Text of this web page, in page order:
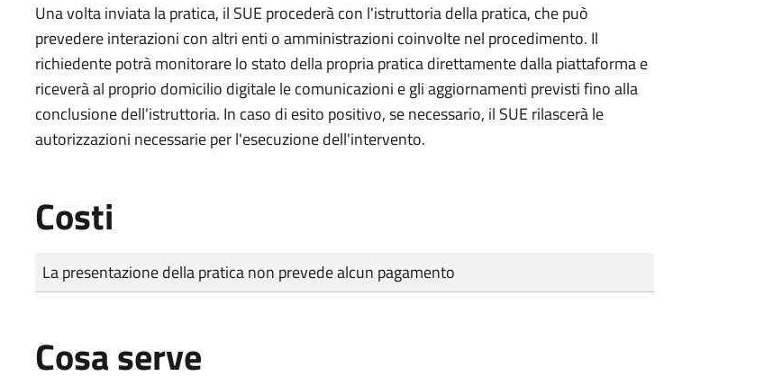
Una volta inviata la pratica, il SUE procederà con l'istruttoria della pratica, che può
prevedere interazioni con altri enti o amministrazioni coinvolte nel procedimento. Il
richiedente potrà monitorare lo stato della propria pratica direttamente dalla piattaforma e
riceverà al proprio domicilio digitale le comunicazioni e gli aggiornamenti previsti fino alla
conclusione dell'istruttoria. In caso di esito positivo, se necessario, il SUE rilascerà le
autorizzazioni necessarie per l'esecuzione dell'intervento.
Costi
Tipo di pagamento
Importo
La presentazione della pratica non prevede alcun pagamento
Cosa serve